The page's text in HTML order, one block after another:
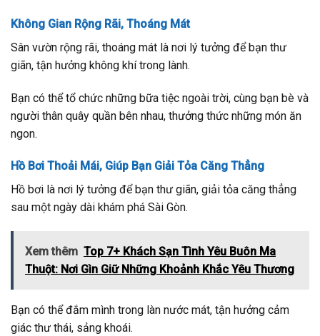
Không Gian Rộng Rãi, Thoáng Mát
Sân vườn rộng rãi, thoáng mát là nơi lý tưởng để bạn thư
giãn, tận hưởng không khí trong lành.
Bạn có thể tổ chức những bữa tiệc ngoài trời, cùng bạn bè và
người thân quây quần bên nhau, thưởng thức những món ăn
ngon.
Hồ Bơi Thoải Mái, Giúp Bạn Giải Tỏa Căng Thẳng
Hồ bơi là nơi lý tưởng để bạn thư giãn, giải tỏa căng thẳng
sau một ngày dài khám phá Sài Gòn.
Xem thêm Top 7+ Khách Sạn Tình Yêu Buôn Ma
Thuột: Nơi Gìn Giữ Những Khoảnh Khắc Yêu Thương
Bạn có thể đắm mình trong làn nước mát, tận hưởng cảm
giác thư thái, sảng khoái.